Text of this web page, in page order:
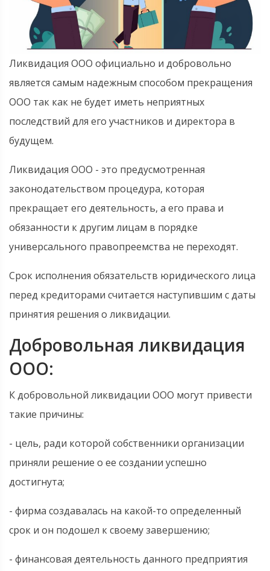
Ликвидация ООО официально и добровольно
является самым надежным способом прекращения
ООО так как не будет иметь неприятных
последствий для его участников и директора в
будущем.
Ликвидация ООО - это предусмотренная
законодательством процедура, которая
прекращает его деятельность, а его права и
обязанности к другим лицам в порядке
универсального правопреемства не переходят.
Срок исполнения обязательств юридического лица
перед кредиторами считается наступившим с даты
принятия решения о ликвидации.
Добровольная ликвидация
ООО:
К добровольной ликвидации ООО могут привести
такие причины:
- цель, ради которой собственники организации
приняли решение о ее создании успешно
достигнута;
- фирма создавалась на какой-то определенный
срок и он подошел к своему завершению;
- финансовая деятельность данного предприятия